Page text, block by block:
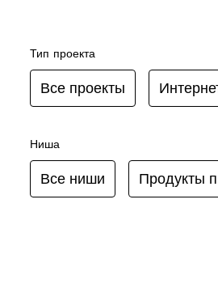
Тип проекта
Все проекты
Ниша
Все ниши Продукты